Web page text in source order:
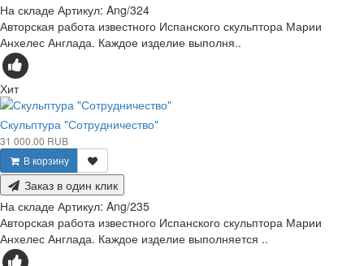
На складе Артикул: Ang/324
Авторская работа известного Испанского скульптора Марии
Анхелес Англада. Каждое изделие выполня..
Хит
Скульптура "Сотрудничество"
31 000.00 RUB
В корзину
Заказ в один клик
На складе Артикул: Ang/235
Авторская работа известного Испанского скульптора Марии
Анхелес Англада. Каждое изделие выполняется ..